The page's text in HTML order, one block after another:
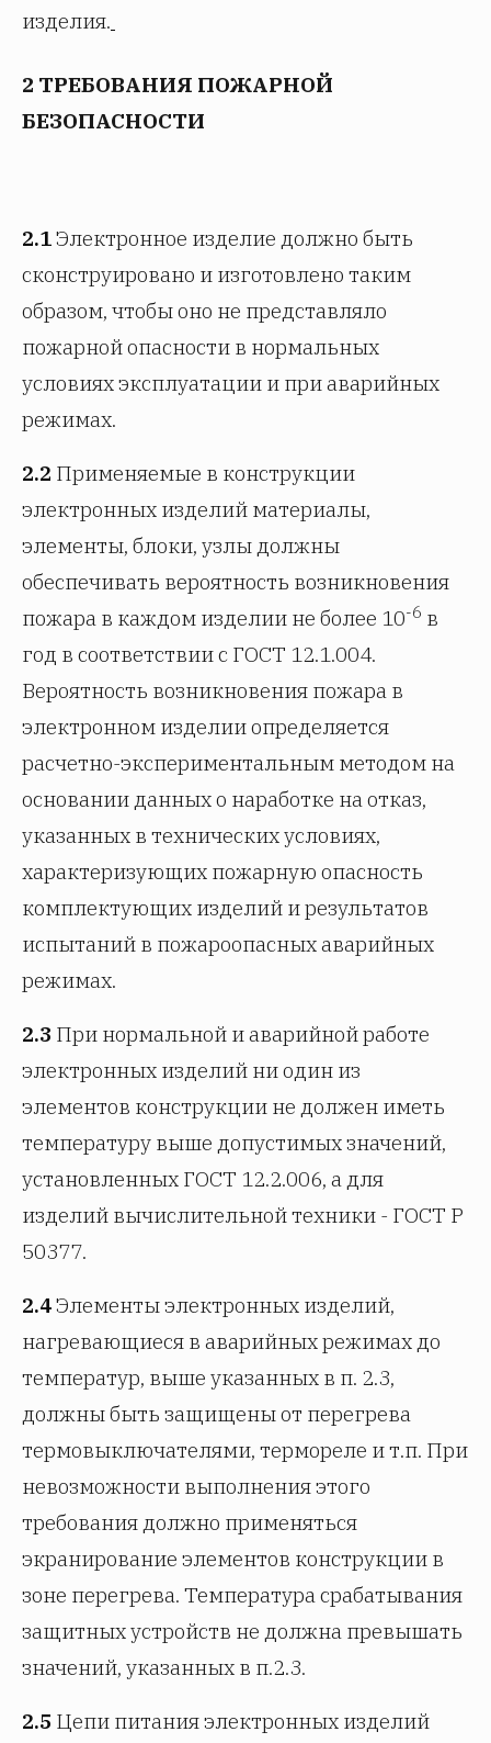
изделия.
2 ТРЕБОВАНИЯ ПОЖАРНОЙ
БЕЗОПАСНОСТИ
2.1Электронное изделие должно быть
сконструировано и изготовлено таким
образом, чтобы оно не представляло
пожарной опасности в нормальных
условиях эксплуатации и при аварийных
режимах.
2.2 Применяемые в конструкции
электронных изделий материалы,
элементы, блоки, узлы должны
обеспечивать вероятность возникновения
пожара в каждом изделии не более 10-6 в
год в соответствии с ГОСТ 12.1.004.
Вероятность возникновения пожара в
электронном изделии определяется
расчетно-экспериментальным методом на
основании данных о наработке на отказ,
указанных в технических условиях,
характеризующих пожарную опасность
комплектующих изделий и результатов
испытаний в пожароопасных аварийных
режимах.
2.3 При нормальной и аварийной работе
электронных изделий ни один из
элементов конструкции не должен иметь
температуру выше допустимых значений,
установленных ГОСТ 12.2.006, а для
изделий вычислительной техники - ГОСТ Р
50377.
2.4Элементы электронных изделий,
нагревающиеся в аварийных режимах до
температур, выше указанных в п. 2.3,
должны быть защищены от перегрева
термовыключателями, термореле и т.п. При
невозможности выполнения этого
требования должно применяться
экранирование элементов конструкции в
зоне перегрева. Температура срабатывания
защитных устройств не должна превышать
значений, указанных в п.2.3.
2.5 Цепи питания электронных изделий